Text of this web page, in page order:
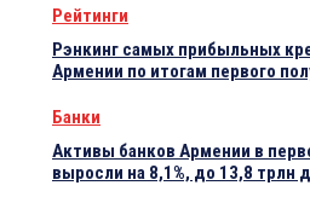
Рейтинги
Рэнкинг самых прибыльных
Армении по итогам первого
Банки
Активы банков Армении в
выросли на 8,1%, до 13,8 трлн